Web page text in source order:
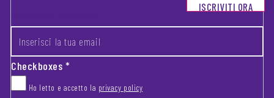
Checkboxes*
Ho letto e accetto la privacy policy
ISCRIVITI ORA